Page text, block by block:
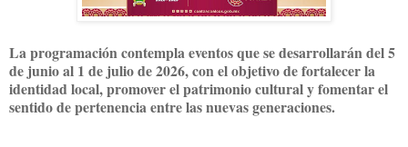
La programación contempla eventos que se desarrollarán del 5
de junio al 1 de julio de 2026, con el objetivo de fortalecer la
identidad local, promover el patrimonio cultural y fomentar el
sentido de pertenencia entre las nuevas generaciones.